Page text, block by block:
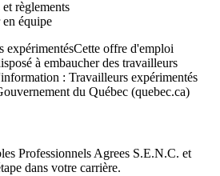
règlements
équipe
expérimentésCette offre d'emploi
à embaucher des travailleurs
: Travailleurs expérimentés
du Québec (quebec.ca)
Professionnels Agrees S.E.N.C. et
dans votre carrière.